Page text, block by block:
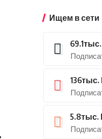
Ищем в сети
69.1тыс.
136тыс.
5.8тыс.